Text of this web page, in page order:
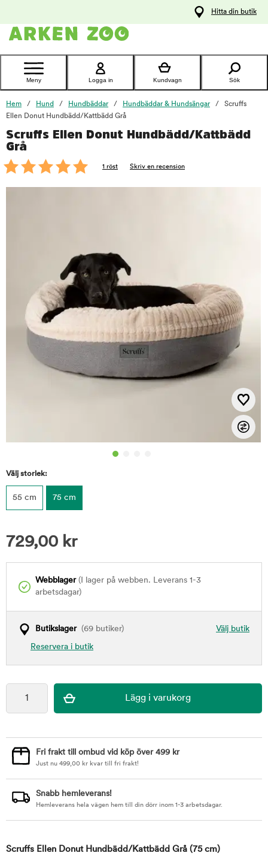
Kontakta
Hitta din butik
Meny Logga in Kundvagn Sök
Hem Hund Hundbäddar Hundbäddar & Hundsängar
Scruffs
Ellen Donut Hundbädd/Kattbädd Grå
Scruffs Ellen Donut Hundbädd/Kattbädd
Grå
1 röst Skriv en recension
Välj storlek:
55 cm 75 cm
729,00 kr
Webblager(I lager på webben. Leverans 1-3
arbetsdagar)
Välj butik
Butikslager(69 butiker)
Reservera i butik
foo
Fri frakt till ombud vid köp över 499 kr
Just nu 499,00 kr kvar till fri frakt!
Snabb hemleverans!
Hemleverans hela vägen hem till din dörr inom 1-3 arbetsdagar.
Scruffs Ellen Donut Hundbädd/Kattbädd Grå (75 cm)